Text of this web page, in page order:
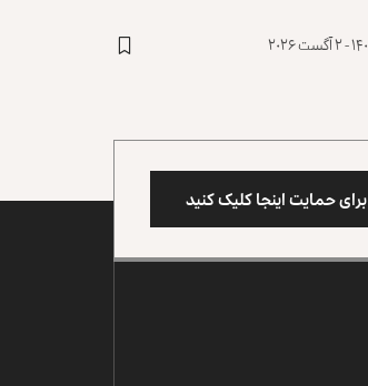
برای حمایت اینجا کلیک کنید